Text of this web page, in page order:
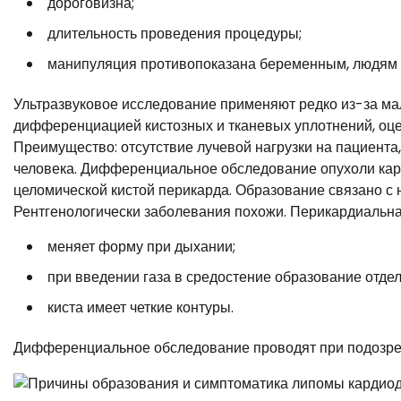
длительность проведения процедуры;
манипуляция противопоказана беременным,
Ультразвуковое исследование применяют редко из-за
дифференциацией кистозных и тканевых уплотнений,
Преимущество: отсутствие лучевой нагрузки на
человека. Дифференциальное обследование опухоли
целомической кистой перикарда. Образование связано
Рентгенологически заболевания похожи.
меняет форму при дыхании;
при введении газа в средостение образование
киста имеет четкие контуры.
Дифференциальное обследование проводят при